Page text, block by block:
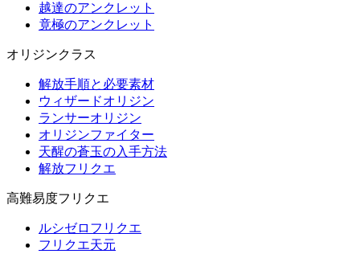
越達のアンクレット
竟極のアンクレット
オリジンクラス
解放手順と必要素材
ウィザードオリジン
ランサーオリジン
オリジンファイター
天醒の蒼玉の入手方法
解放フリクエ
高難易度フリクエ
ルシゼロフリクエ
フリクエ天元